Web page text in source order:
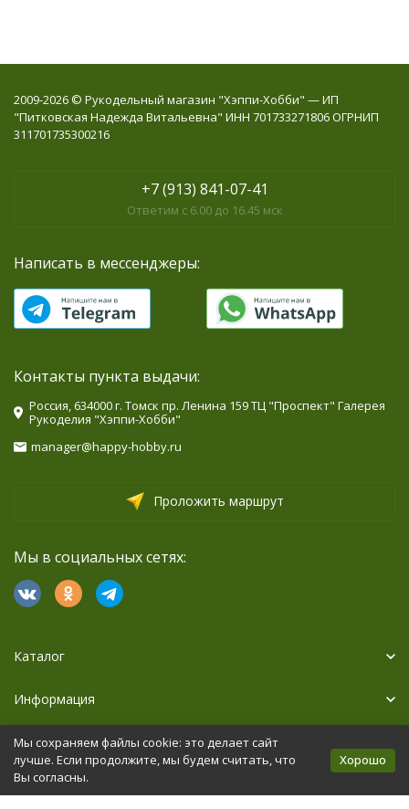
2009-2026 © Рукодельный магазин "Хэппи-Хобби" — ИП
"Питковская Надежда Витальевна" ИНН 701733271806 ОГРНИП
311701735300216
+7 (913) 841-07-41
Ответим с 6.00 до 16.45 мск
Написать в мессенджеры:
Контакты пункта выдачи:
Россия, 634000 г. Томск пр. Ленина 159 ТЦ "Проспект" Галерея
Рукоделия "Хэппи-Хобби"
manager@happy-hobby.ru
Проложить маршрут
Мы в социальных сетях:
Каталог
Информация
Дополнительно
Политика персональных данных Карта сайта
Мы сохраняем файлы cookie: это делает сайт
лучше. Если продолжите, мы будем считать, что
Вы согласны.
Хорошо